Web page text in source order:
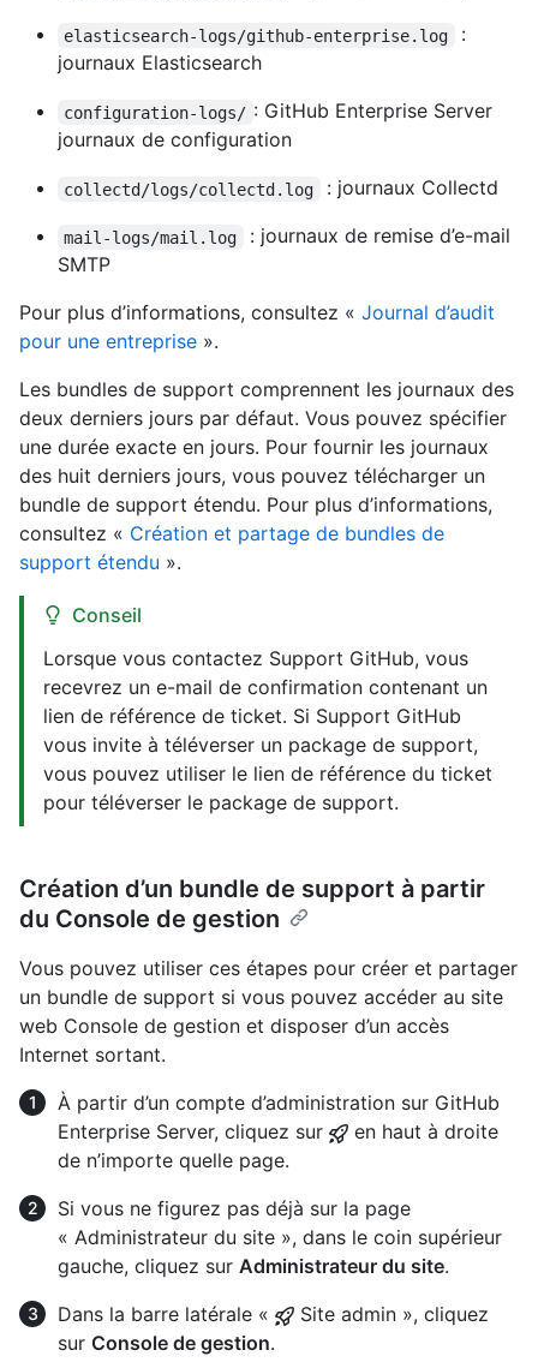
elasticsearch-logs/github-enterprise.log
:
journaux Elasticsearch
configuration-logs/ : GitHub Enterprise Server
journaux de configuration
collectd/logs/collectd.log : journaux Collectd
mail-logs/mail.log
: journaux de remise d’e-mail
SMTP
Pour plus d’informations, consultez « Journal d’audit
pour une entreprise ».
Les bundles de support comprennent les journaux des
deux derniers jours par défaut. Vous pouvez spécifier
une durée exacte en jours. Pour fournir les journaux
des huit derniers jours, vous pouvez télécharger un
bundle de support étendu. Pour plus d’informations,
consultez « Création et partage de bundles de
support étendu ».
Conseil
Lorsque vous contactez Support GitHub, vous
recevrez un e-mail de confirmation contenant un
lien de référence de ticket. Si Support GitHub
vous invite à téléverser un package de support,
vous pouvez utiliser le lien de référence du ticket
pour téléverser le package de support.
Création d’un bundle de support à partir
du Console de gestion
Vous pouvez utiliser ces étapes pour créer et partager
un bundle de support si vous pouvez accéder au site
web Console de gestion et disposer d’un accès
Internet sortant.
À partir d’un compte d’administration sur GitHub
Enterprise Server, cliquez sur
en haut à droite
de n’importe quelle page.
Si vous ne figurez pas déjà sur la page
« Administrateur du site », dans le coin supérieur
gauche, cliquez sur Administrateur du site.
Dans la barre latérale «
Site admin », cliquez
sur Console de gestion.